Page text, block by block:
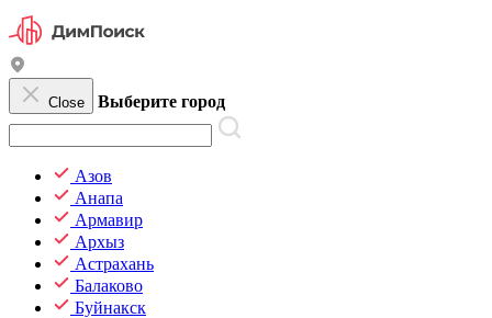
Close Выберите город
Азов
Анапа
Армавир
Архыз
Астрахань
Балаково
Буйнакск